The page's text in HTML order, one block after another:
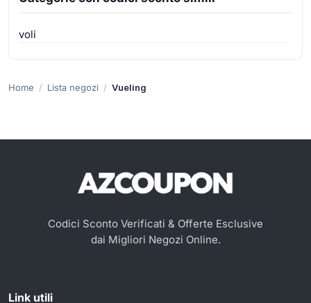
voli
Home Lista negozi Vueling
Codici Sconto Verificati & Offerte Esclusive
dai Migliori Negozi Online.
Link utili